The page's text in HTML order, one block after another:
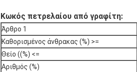
Κωκός πετρελαίου από γραφίτη:
Άρθρο 1
Καθορισμένος άνθρακας (%) >=
Θείο ((%) <=
Αριθμός (%)